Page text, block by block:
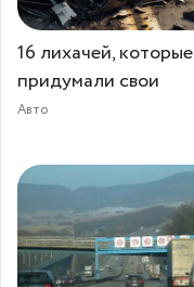
16 лихачей, которые
придумали свои
Авто